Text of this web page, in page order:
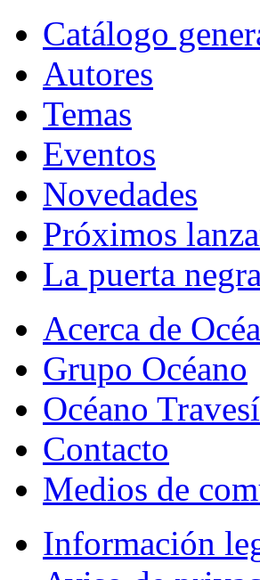
Catálogo
Autores
Temas
Eventos
Novedades
Próximos
La puerta negra
Acerca de
Grupo Océano
Océano
Contacto
Medios de
Información